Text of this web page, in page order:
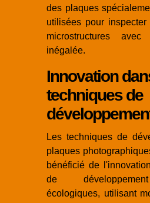
des plaques
utilisées pour
microstructures
inégalée.
Innovation
techniques de
Les techniques de
plaques
bénéficié de
de
écologiques, utilisant